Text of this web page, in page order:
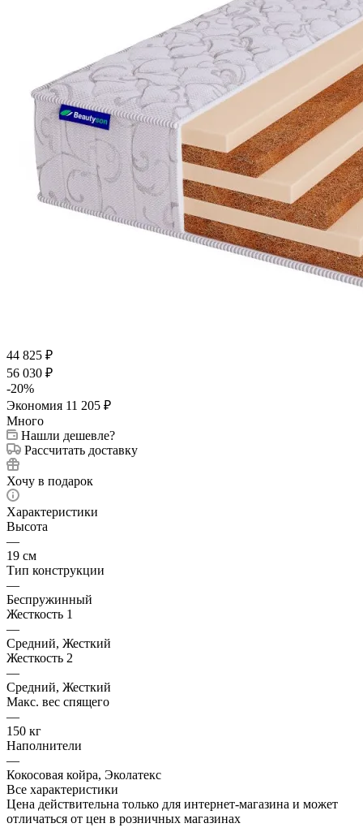
44 825 ₽
56 030 ₽
-20%
Экономия 11 205 ₽
Много
Нашли дешевле?
Рассчитать доставку
Хочу в подарок
Характеристики
Высота
—
19 см
Тип конструкции
—
Беспружинный
Жесткость 1
—
Средний, Жесткий
Жесткость 2
—
Средний, Жесткий
Макс. вес спящего
—
150 кг
Наполнители
—
Кокосовая койра, Эколатекс
Все характеристики
Цена действительна только для интернет-магазина и может
отличаться от цен в розничных магазинах